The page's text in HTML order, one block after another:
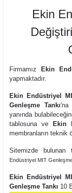
Ekin
Firmamız Ekin
yapmaktadır.
Ekin Endüstriyel
Genleşme Tankı'na
yanında
tablosuna ve
Ekin
membranların teknik
Sitemizde
Endüstriyel MIT
Ekin Endüstriyel
Genleşme Tankı 10